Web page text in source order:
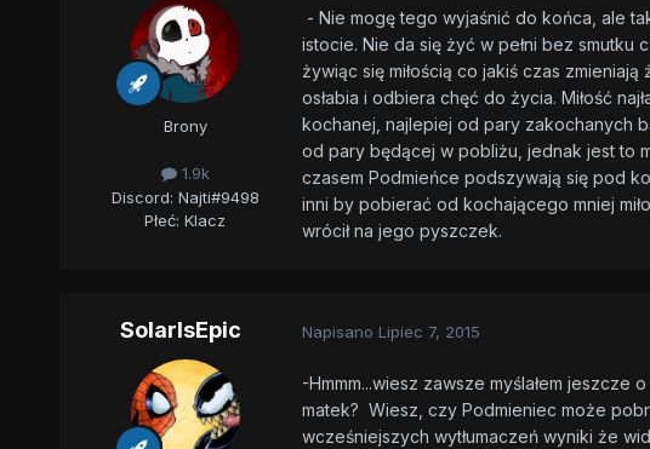
Brony
1.9k
Discord: Najti#9498
Płeć: Klacz
- Nie mogę tego wyjaśnić do końca, ale
istocie. Nie da się żyć w pełni bez smutku
żywiąc się miłością co jakiś czas
osłabia i odbiera chęć do życia. Miłość
kochanej, najlepiej od pary zakochanych
od pary będącej w pobliżu, jednak jest to
czasem Podmieńce podszywają się pod
inni by pobierać od kochającego mniej
wrócił na jego pyszczek.
SolarIsEpic Napisano Lipiec 7, 2015
-Hmmm...wiesz zawsze myślałem jeszcze
matek? Wiesz, czy Podmieniec może
wcześniejszych wytłumaczeń wyniki że